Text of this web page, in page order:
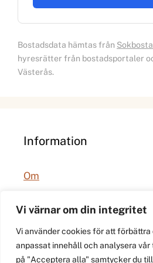
Vi värnar om din integritet
Vi använder cookies för att förbättra
anpassat innehåll och analysera
på "Acceptera alla" samtycker du
Bostadsdata hämtas från
hyresrätter från bostadsportaler
Västerås.
Information
Om